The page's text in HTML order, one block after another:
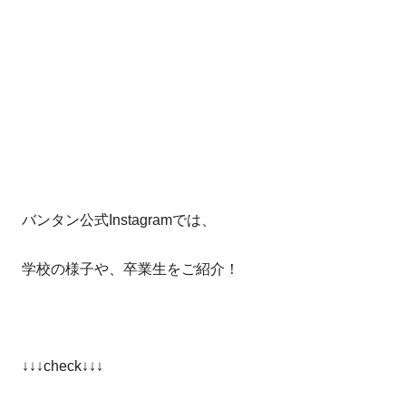
バンタン公式Instagramでは、
学校の様子や、卒業生をご紹介！
↓↓↓check↓↓↓